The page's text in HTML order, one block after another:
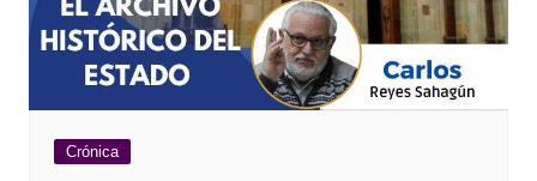
Crónica